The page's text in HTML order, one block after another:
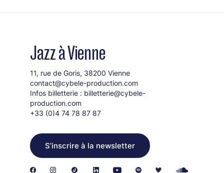
Jazz à Vienne
11, rue de Goris, 38200 Vienne
contact@cybele-production.com
Infos billetterie : billetterie@cybele-
production.com
+33 (0)4 74 78 87 87
S’inscrire à la newsletter